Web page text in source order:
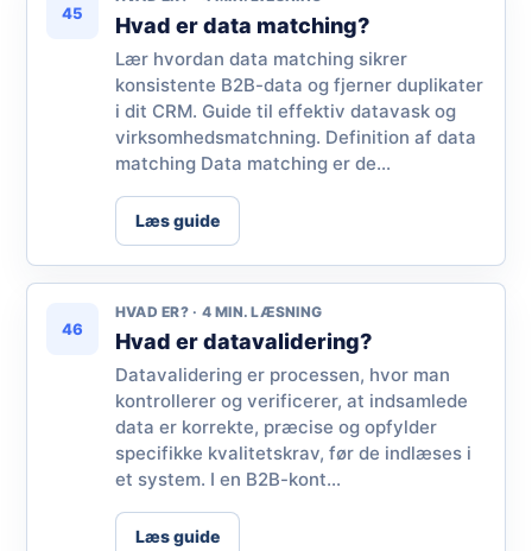
45 Hvad er data matching?
Lær hvordan data matching sikrer
konsistente B2B-data og fjerner duplikater
i dit CRM. Guide til effektiv datavask og
virksomhedsmatchning. Definition af data
matching Data matching er de...
Læs guide
46
HVAD ER? · 4 MIN. LÆSNING
Hvad er datavalidering?
Datavalidering er processen, hvor man
kontrollerer og verificerer, at indsamlede
data er korrekte, præcise og opfylder
specifikke kvalitetskrav, før de indlæses i
et system. I en B2B-kont...
Læs guide